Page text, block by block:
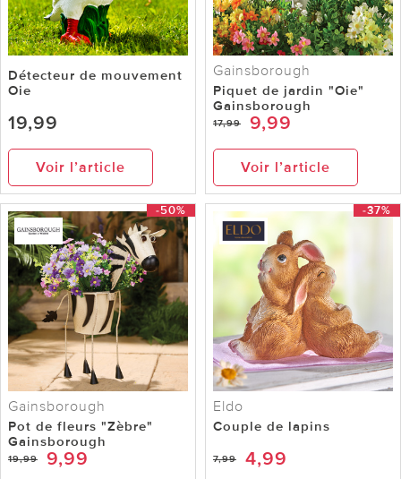
Détecteur de mouvement
Oie
19,99
Voir l’article
Gainsborough
Piquet de jardin "Oie"
Gainsborough
17,99 9,99
Voir l’article
-50%
Gainsborough
Pot de fleurs "Zèbre"
Gainsborough
19,99 9,99
-37%
Eldo
Couple de lapins
7,99 4,99